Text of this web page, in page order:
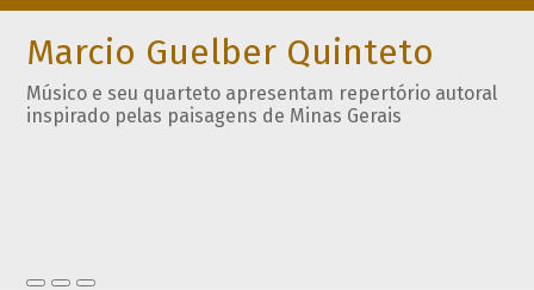
Marcio Guelber Quinteto
Músico e seu quarteto apresentam repertório autoral
inspirado pelas paisagens de Minas Gerais